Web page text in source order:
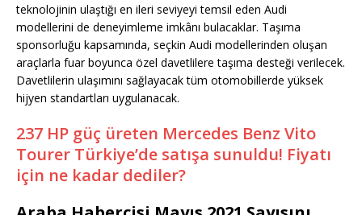
teknolojinin ulaştığı en ileri seviyeyi temsil eden Audi
modellerini de deneyimleme imkânı bulacaklar. Taşıma
sponsorluğu kapsamında, seçkin Audi modellerinden oluşan
araçlarla fuar boyunca özel davetlilere taşıma desteği verilecek.
Davetlilerin ulaşımını sağlayacak tüm otomobillerde yüksek
hijyen standartları uygulanacak.
237 HP güç üreten Mercedes Benz Vito
Tourer Türkiye’de satışa sunuldu! Fiyatı
için ne kadar dediler?